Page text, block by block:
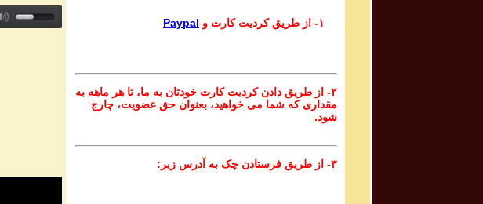
Paypal
۲- از طریق دادن کردیت کارت خودتان به ما، تا هر ماهه به
مقداری که شما می خواهید، بعنوان حق عضویت، چارج
شود.
۳- از طریق فرستادن چک به آدرس زیر: